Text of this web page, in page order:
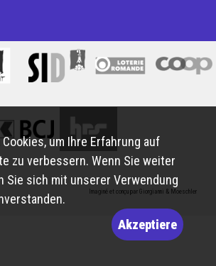
Imaginé et conçu par Giorgianni & Moeschler
um Ihre Erfahrung auf
zu verbessern. Wenn Sie weiter
Sie sich mit unserer Verwendung
Akzeptiere